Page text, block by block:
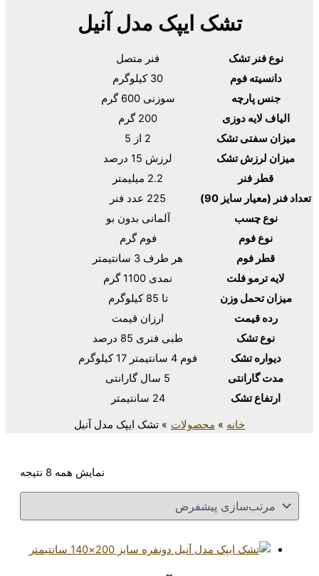
ایپک مدل آنیل
فنر متصل
30 کیلوگرم
سوزنی 600 گرم
200 گرم
2 از 5
لرزش 15 درصد
2.2 میلیمتر
225 عدد فنر
آلمانی بدون بو
فوم گرم
هر طرف 3 سانتیمتر
نمدی 1100 گرم
تا 85 کیلوگرم
ارزان قیمت
طبی فنری 85 درصد
فوم 4 سانتیمتر 17 کیلوگرم
5 سال گارانتی
24 سانتیمتر
تشک ایپک مدل آنیل